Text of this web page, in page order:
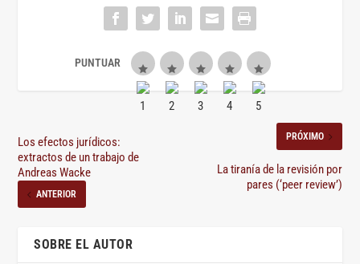
Los efectos jurídicos:
extractos de un trabajo de
Andreas Wacke
ANTERIOR
PRÓXIMO
La tiranía de la revisión por
pares (‘peer review’)
SOBRE EL AUTOR